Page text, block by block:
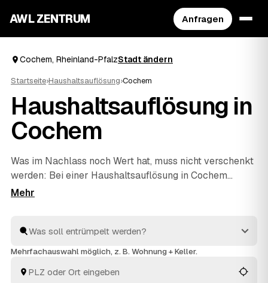
AWL ZENTRUM Anfragen
Cochem, Rheinland-PfalzStadt ändern
Startseite›Haushaltsauflösung›Cochem
Haushaltsauflösung in
Cochem
Was im Nachlass noch Wert hat, muss nicht verschenkt
werden: Bei einer Haushaltsauflösung in Cochem
rechnen geprüfte Anbieter verwertbare Möbel,
dafür mehrere Festpreis-Angebote zum Vergleichen.
Die Profis räumen den ganzen Hausstand, behandeln
fachgerecht. So holen Sie in Rheinland-Pfalz das faire
Mehrfachauswahl möglich, z. B. Wohnung + Keller.